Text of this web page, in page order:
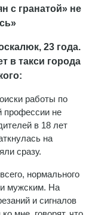
с гранатой» не
23 года.
в такси города
работы по
профессии не
в 18 лет
на
сразу.
нормального
мужским. На
и сигналов